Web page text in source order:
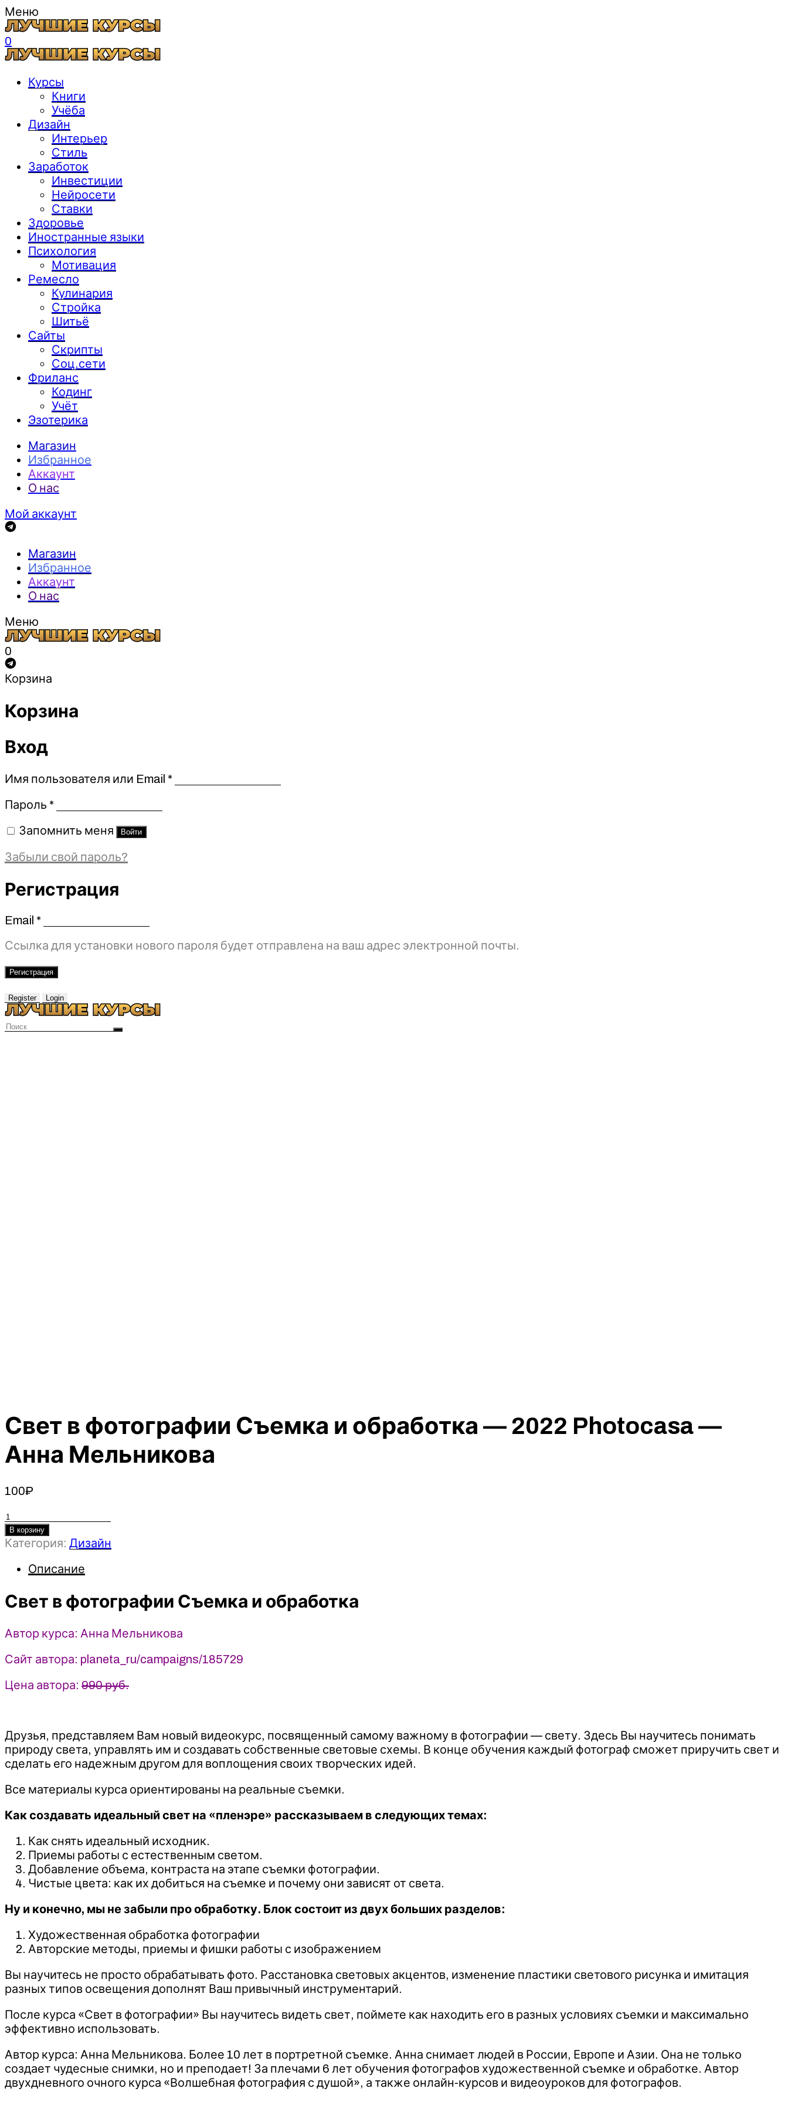
Меню
0
Курсы
Книги
Учёба
Дизайн
Интерьер
Стиль
Заработок
Инвестиции
Нейросети
Ставки
Здоровье
Иностранные языки
Психология
Мотивация
Ремесло
Кулинария
Стройка
Шитьё
Сайты
Скрипты
Соц.сети
Фриланс
Кодинг
Учёт
Эзотерика
Магазин
Избранное
Аккаунт
О нас
Мой аккаунт
Магазин
Избранное
Аккаунт
О нас
Меню
0
Корзина
Корзина
Вход
Имя пользователя или Email *Обязательно
Пароль *Обязательно
Запомнить меня Войти
Забыли свой пароль?
Регистрация
Email *Обязательно
Ссылка для установки нового пароля будет отправлена ​​на ваш адрес электронной почты.
Регистрация
Register Login
Свет в фотографии Съемка и обработка — 2022 Photocasa —
Анна Мельникова
100₽
Количество
товара
Свет
фотографии
и
-
2022
Photocasa
-
Анна
Мельникова
В корзину
Категория: Дизайн
Описание
Свет в фотографии Съемка и обработка
Автор курса: Анна Мельникова
Сайт автора: planeta_ru/campaigns/185729
Цена автора: 990 руб.
Друзья, представляем Вам новый видеокурс, посвященный самому важному в фотографии — свету. Здесь Вы научитесь понимать
природу света, управлять им и создавать собственные световые схемы. В конце обучения каждый фотограф сможет приручить свет и
сделать его надежным другом для воплощения своих творческих идей.
Все материалы курса ориентированы на реальные съемки.
Как создавать идеальный свет на «пленэре» рассказываем в следующих темах:
Как снять идеальный исходник.
Приемы работы с естественным светом.
Добавление объема, контраста на этапе съемки фотографии.
Чистые цвета: как их добиться на съемке и почему они зависят от света.
Ну и конечно, мы не забыли про обработку. Блок состоит из двух больших разделов:
Художественная обработка фотографии
Авторские методы, приемы и фишки работы с изображением
Вы научитесь не просто обрабатывать фото. Расстановка световых акцентов, изменение пластики светового рисунка и имитация
разных типов освещения дополнят Ваш привычный инструментарий.
После курса «Свет в фотографии» Вы научитесь видеть свет, поймете как находить его в разных условиях съемки и максимально
эффективно использовать.
Автор курса: Анна Мельникова. Более 10 лет в портретной съемке. Анна снимает людей в России, Европе и Азии. Она не только
создает чудесные снимки, но и преподает! За плечами 6 лет обучения фотографов художественной съемке и обработке. Автор
двухдневного очного курса «Волшебная фотография с душой», а также онлайн-курсов и видеоуроков для фотографов.